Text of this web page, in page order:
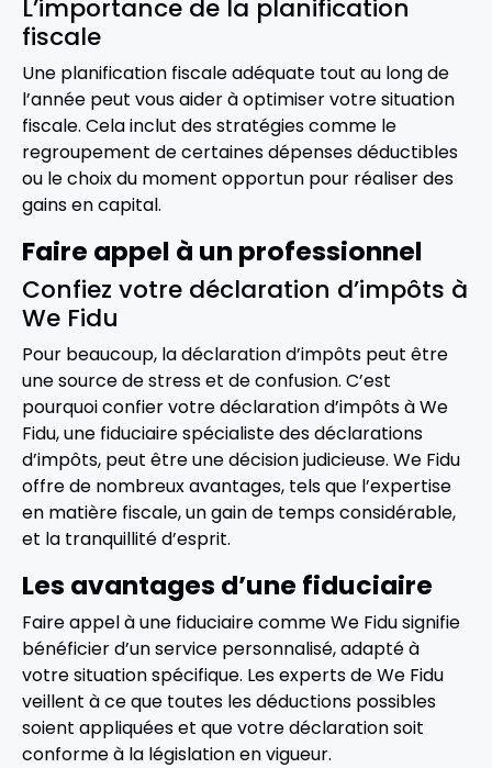
L’importance de la planification
fiscale
Une planification fiscale adéquate tout au long de
l’année peut vous aider à optimiser votre situation
fiscale. Cela inclut des stratégies comme le
regroupement de certaines dépenses déductibles
ou le choix du moment opportun pour réaliser des
gains en capital.
Faire appel à un professionnel
Confiez votre déclaration d’impôts à
We Fidu
Pour beaucoup, la déclaration d’impôts peut être
une source de stress et de confusion. C’est
pourquoi confier votre déclaration d’impôts à We
Fidu, une fiduciaire spécialiste des déclarations
d’impôts, peut être une décision judicieuse. We Fidu
offre de nombreux avantages, tels que l’expertise
en matière fiscale, un gain de temps considérable,
et la tranquillité d’esprit.
Les avantages d’une fiduciaire
Faire appel à une fiduciaire comme We Fidu signifie
bénéficier d’un service personnalisé, adapté à
votre situation spécifique. Les experts de We Fidu
veillent à ce que toutes les déductions possibles
soient appliquées et que votre déclaration soit
conforme à la législation en vigueur.